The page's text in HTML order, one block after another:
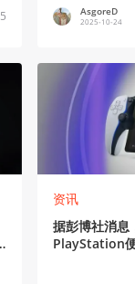
AsgoreD
2025-10-24
资讯
据彭博社消息
PlayStation